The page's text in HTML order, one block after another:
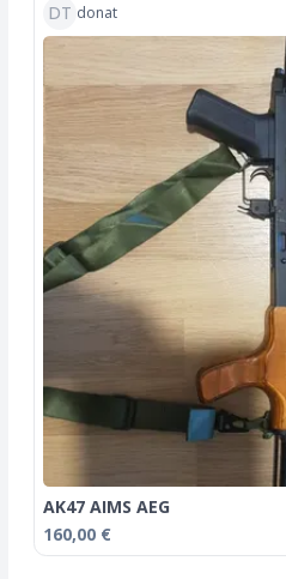
DT donat
AK47 AIMS AEG
160,00 €